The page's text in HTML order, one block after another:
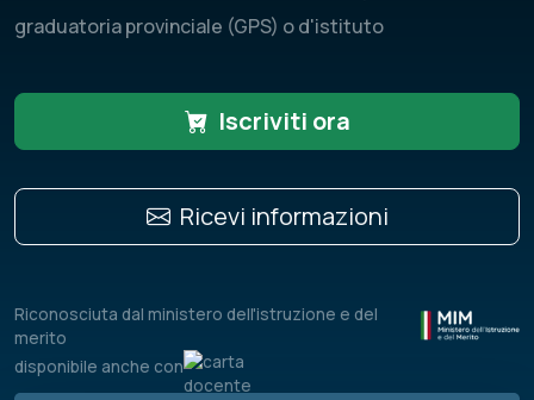
graduatoria provinciale (GPS) o d'istituto
Iscriviti ora
Ricevi informazioni
Riconosciuta dal ministero dell'istruzione e del
merito
disponibile anche con